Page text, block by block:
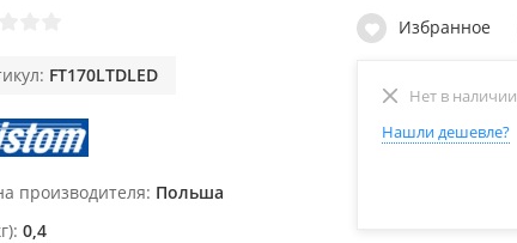
FT170LTDLED
производителя Польша
0,4
Избранное
Нет в наличии
Нашли дешевле?